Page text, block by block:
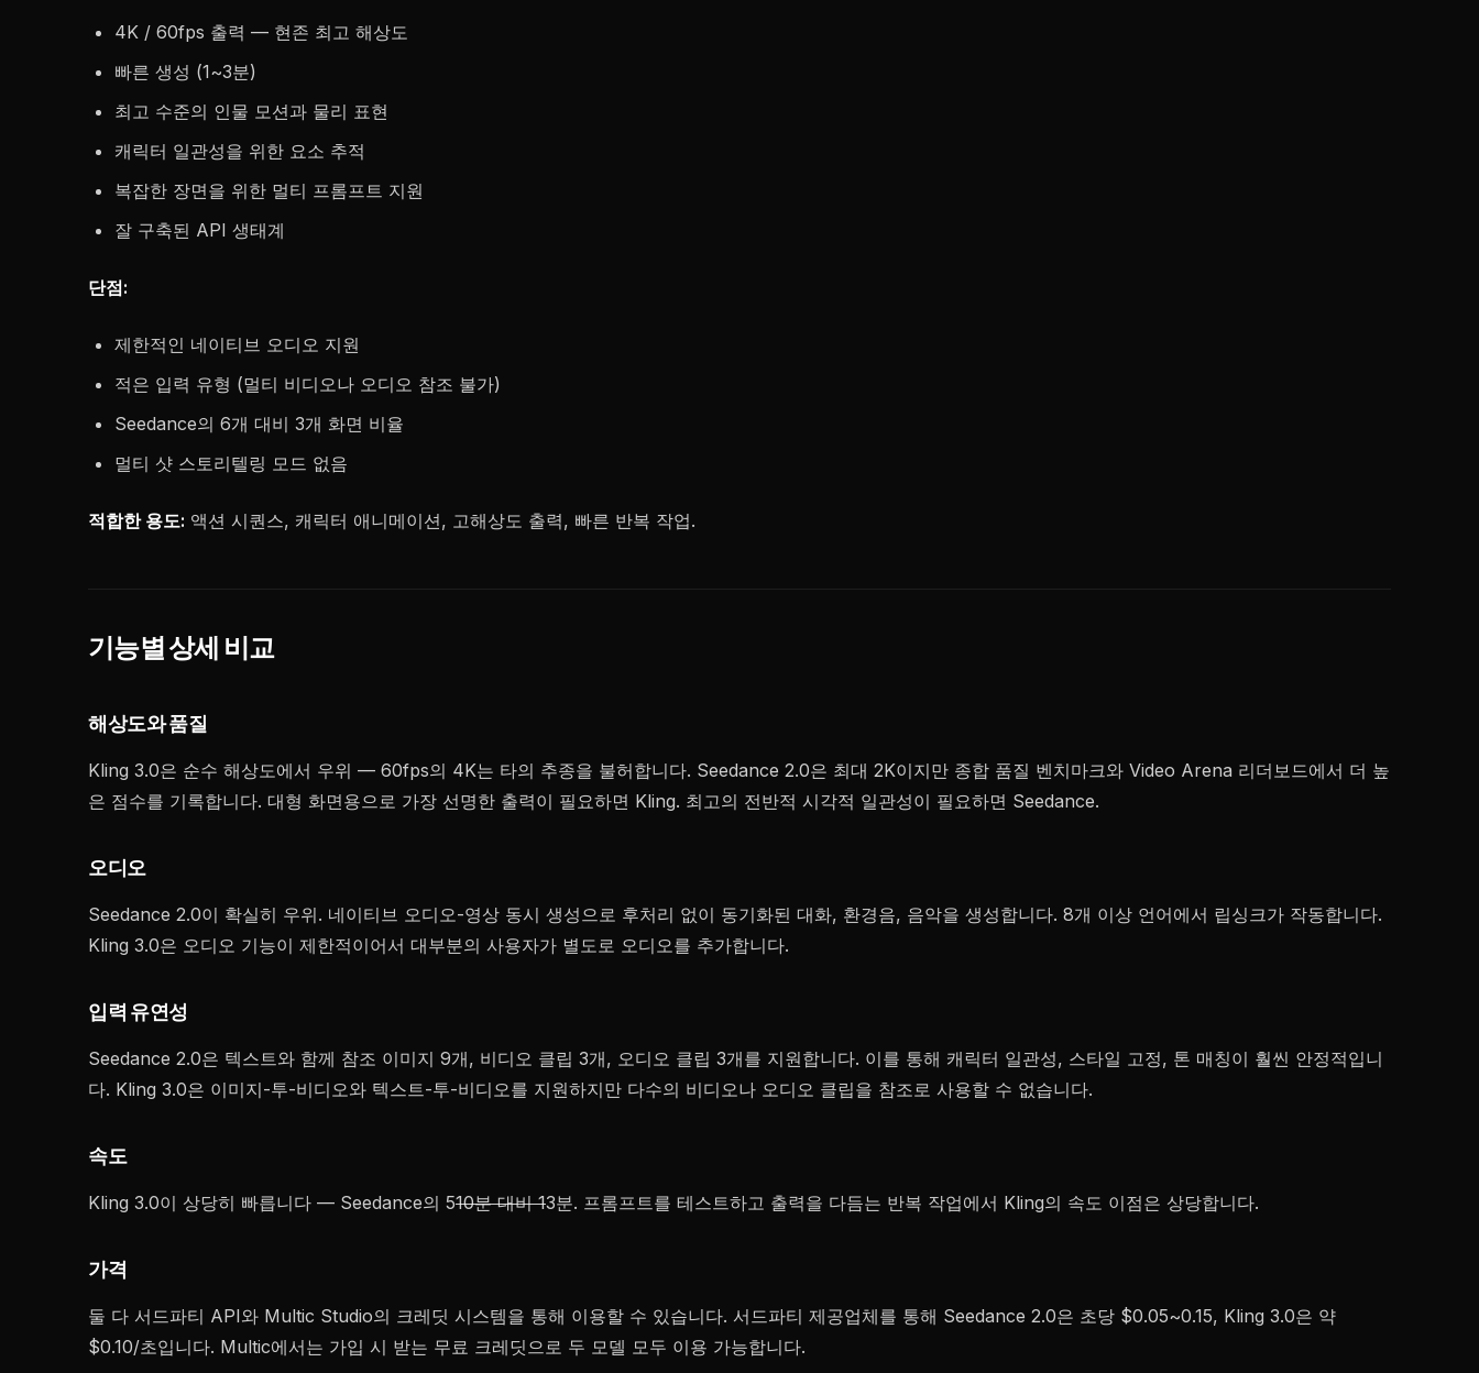
4K / 60fps 출력 — 현존 최고 해상도
빠른 생성 (1~3분)
최고 수준의 인물 모션과 물리 표현
캐릭터 일관성을 위한 요소 추적
복잡한 장면을 위한 멀티 프롬프트 지원
잘 구축된 API 생태계
단점:
제한적인 네이티브 오디오 지원
적은 입력 유형 (멀티 비디오나 오디오 참조 불가)
Seedance의 6개 대비 3개 화면 비율
멀티 샷 스토리텔링 모드 없음
적합한 용도: 액션 시퀀스, 캐릭터 애니메이션, 고해상도 출력, 빠른 반복 작업.
기능별 상세 비교
해상도와 품질
Kling 3.0은 순수 해상도에서 우위 — 60fps의 4K는 타의 추종을 불허합니다. Seedance 2.0은 최대 2K이지만 종합 품질 벤치마크와 Video Arena 리더보드에서 더 높
은 점수를 기록합니다. 대형 화면용으로 가장 선명한 출력이 필요하면 Kling. 최고의 전반적 시각적 일관성이 필요하면 Seedance.
오디오
Seedance 2.0이 확실히 우위. 네이티브 오디오-영상 동시 생성으로 후처리 없이 동기화된 대화, 환경음, 음악을 생성합니다. 8개 이상 언어에서 립싱크가 작동합니다.
Kling 3.0은 오디오 기능이 제한적이어서 대부분의 사용자가 별도로 오디오를 추가합니다.
입력 유연성
Seedance 2.0은 텍스트와 함께 참조 이미지 9개, 비디오 클립 3개, 오디오 클립 3개를 지원합니다. 이를 통해 캐릭터 일관성, 스타일 고정, 톤 매칭이 훨씬 안정적입니
다. Kling 3.0은 이미지-투-비디오와 텍스트-투-비디오를 지원하지만 다수의 비디오나 오디오 클립을 참조로 사용할 수 없습니다.
속도
Kling 3.0이 상당히 빠릅니다 — Seedance의 510분 대비 13분. 프롬프트를 테스트하고 출력을 다듬는 반복 작업에서 Kling의 속도 이점은 상당합니다.
가격
둘 다 서드파티 API와 Multic Studio의 크레딧 시스템을 통해 이용할 수 있습니다. 서드파티 제공업체를 통해 Seedance 2.0은 초당 $0.05~0.15, Kling 3.0은 약
$0.10/초입니다. Multic에서는 가입 시 받는 무료 크레딧으로 두 모델 모두 이용 가능합니다.